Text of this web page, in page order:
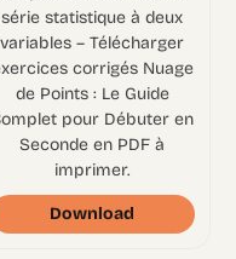
série statistique à deux
variables – Télécharger
corrigés Nuage
de Points : Le Guide
pour Débuter en
Seconde en PDF à
imprimer.
Download